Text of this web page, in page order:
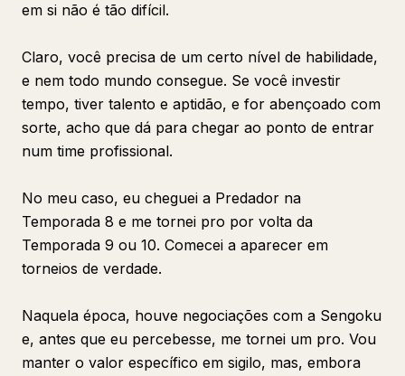
em si não é tão difícil.
Claro, você precisa de um certo nível de habilidade,
e nem todo mundo consegue. Se você investir
tempo, tiver talento e aptidão, e for abençoado com
sorte, acho que dá para chegar ao ponto de entrar
num time profissional.
No meu caso, eu cheguei a Predador na
Temporada 8 e me tornei pro por volta da
Temporada 9 ou 10. Comecei a aparecer em
torneios de verdade.
Naquela época, houve negociações com a Sengoku
e, antes que eu percebesse, me tornei um pro. Vou
manter o valor específico em sigilo, mas, embora